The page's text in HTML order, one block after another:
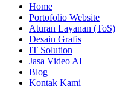
Home
Portofolio Website
Aturan Layanan (ToS)
Desain Grafis
IT Solution
Jasa Video AI
Blog
Kontak Kami